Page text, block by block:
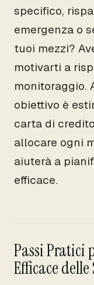
specifico,
emergenza o
tuoi mezzi?
motivarti a
monitoraggio.
obiettivo è
carta di
allocare ogni
aiuterà a
efficace.
Passi Pratici
Efficace delle